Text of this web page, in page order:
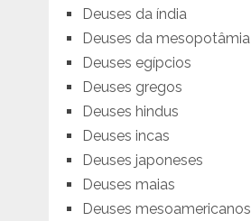
Deuses da índia
Deuses da mesopotâmia
Deuses egípcios
Deuses gregos
Deuses hindus
Deuses incas
Deuses japoneses
Deuses maias
Deuses mesoamericanos